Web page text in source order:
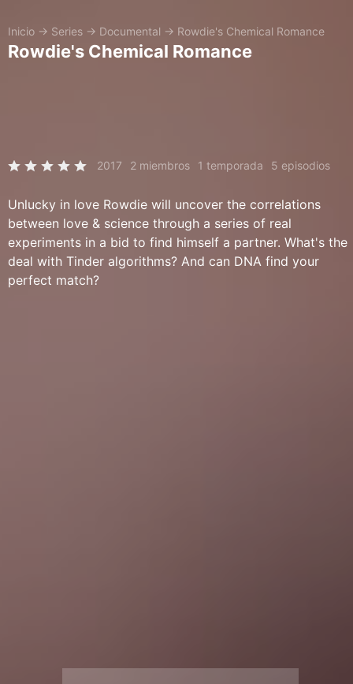
Inicio → Series → Documental → Rowdie's Chemical Romance
Rowdie's Chemical Romance
2017 2 miembros 1 temporada 5 episodios
Unlucky in love Rowdie will uncover the correlations
between love & science through a series of real
experiments in a bid to find himself a partner. What's the
deal with Tinder algorithms? And can DNA find your
perfect match?